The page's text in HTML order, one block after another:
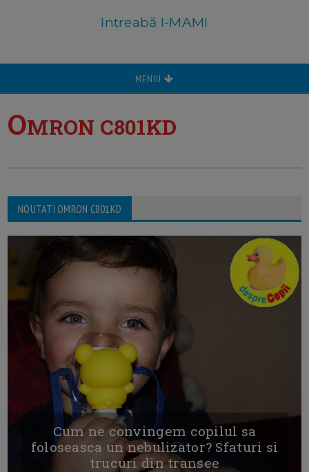
Intreabă I-MAMI
MENIU
OMRON C801KD
NOUTATI OMRON C801KD
Cum ne convingem copilul sa
foloseasca un nebulizator? Sfaturi si
trucuri din transee